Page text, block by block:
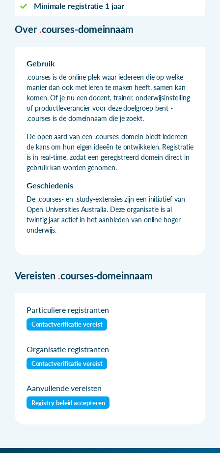
Minimale registratie 1 jaar
Over .courses-domeinnaam
Gebruik
.courses is de online plek waar iedereen die op welke
manier dan ook met leren te maken heeft, samen kan
komen. Of je nu een docent, trainer, onderwijsinstelling
of productleverancier voor deze doelgroep bent -
.courses is de domeinnaam die je zoekt.
De open aard van een .courses-domein biedt iedereen
de kans om hun eigen ideeën te ontwikkelen. Registratie
is in real-time, zodat een geregistreerd domein direct in
gebruik kan worden genomen.
Geschiedenis
De .courses- en .study-extensies zijn een initiatief van
Open Universities Australia. Deze organisatie is al
twintig jaar actief in het aanbieden van online hoger
onderwijs.
Vereisten .courses-domeinnaam
Particuliere registranten
Contactverificatie vereist
Organisatie registranten
Contactverificatie vereist
Aanvullende vereisten
Registry beleid accepteren